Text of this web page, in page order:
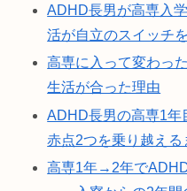
ADHD長男が高専入
活が自立のスイッチ
高専に入って変わっ
生活が合った理由
ADHD長男の高専1年
赤点2つを乗り越える
高専1年→2年で